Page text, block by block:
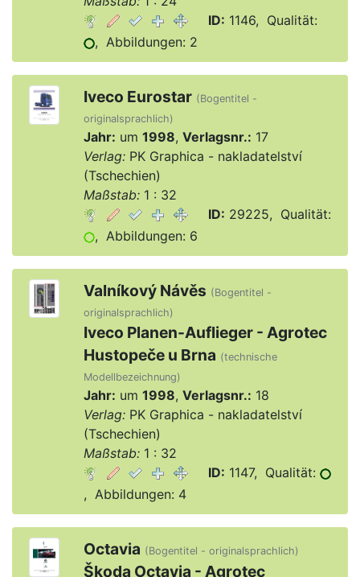
ID: 1146, Qualität:
, Abbildungen: 2
Iveco Eurostar (Bogentitel -
originalsprachlich)
Jahr: um 1998, Verlagsnr.: 17
Verlag:PK Graphica - nakladatelství
(Tschechien)
Maßstab:1 : 32
ID: 29225, Qualität:
, Abbildungen: 6
Valníkový Návěs (Bogentitel -
originalsprachlich)
Iveco Planen-Auflieger - Agrotec
Hustopeče u Brna (technische
Modellbezeichnung)
Jahr: um 1998, Verlagsnr.: 18
Verlag:PK Graphica - nakladatelství
(Tschechien)
Maßstab:1 : 32
ID: 1147, Qualität:
, Abbildungen: 4
Octavia (Bogentitel - originalsprachlich)
Škoda Octavia - Agrotec